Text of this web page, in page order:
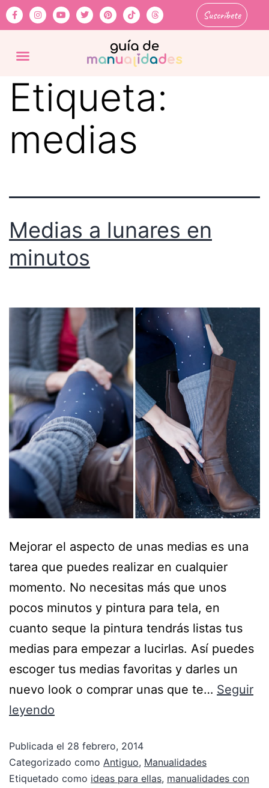
Suscríbete
Etiqueta:
medias
Medias a lunares en
minutos
Mejorar el aspecto de unas medias es una
tarea que puedes realizar en cualquier
momento. No necesitas más que unos
pocos minutos y pintura para tela, en
cuanto seque la pintura tendrás listas tus
medias para empezar a lucirlas. Así puedes
escoger tus medias favoritas y darles un
nuevo look o comprar unas que te… Seguir
leyendo
Publicada el 28 febrero, 2014
Categorizado como Antiguo, Manualidades
Etiquetado como ideas para ellas, manualidades con